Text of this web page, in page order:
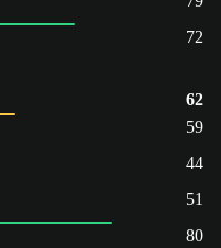
72
62
59
44
51
80